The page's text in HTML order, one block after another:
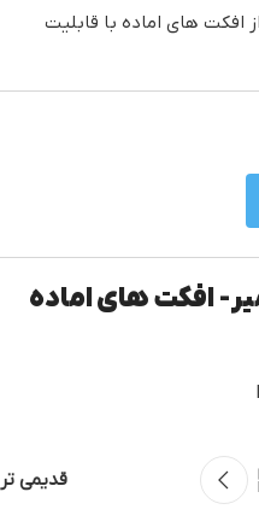
افکت های اماده با قابلیت
افکت های اماده
قدیمی تر